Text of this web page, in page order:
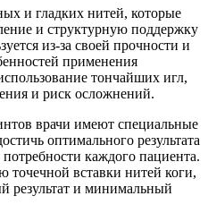
и гладких нитей, которые
и структурную поддержку
из-за своей прочности и
применения
тончайших игл,
и риск осложнений.
врачи имеют специальные
оптимального результата
каждого пациента.
вставки нитей коги,
результат и минимальный